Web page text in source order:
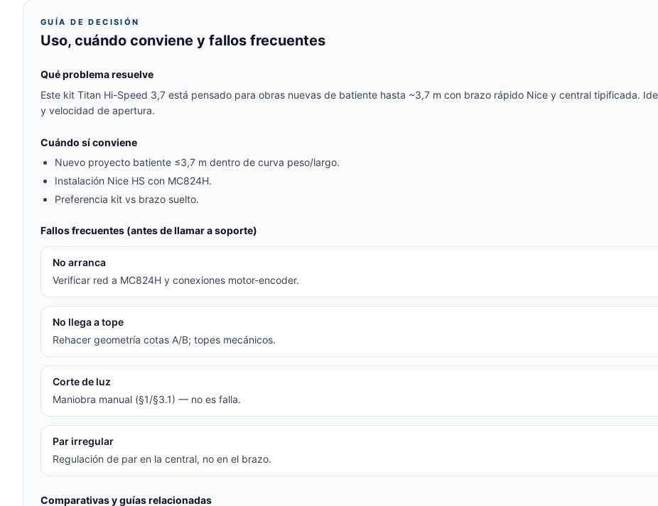
GUÍA DE DECISIÓN
Uso, cuándo conviene y fallos frecuentes
Qué problema resuelve
Este kit Titan Hi-Speed 3,7 está pensado para obras nuevas de batiente hasta ~3,7 m con brazo rápido Nice y central tipificada.
y velocidad de apertura.
Cuándo sí conviene
Nuevo proyecto batiente ≤3,7 m dentro de curva peso/largo.
Instalación Nice HS con MC824H.
Preferencia kit vs brazo suelto.
Fallos frecuentes (antes de llamar a soporte)
No arranca
Verificar red a MC824H y conexiones motor-encoder.
No llega a tope
Rehacer geometría cotas A/B; topes mecánicos.
Corte de luz
Maniobra manual (§1/§3.1) — no es falla.
Par irregular
Regulación de par en la central, no en el brazo.
Comparativas y guías relacionadas